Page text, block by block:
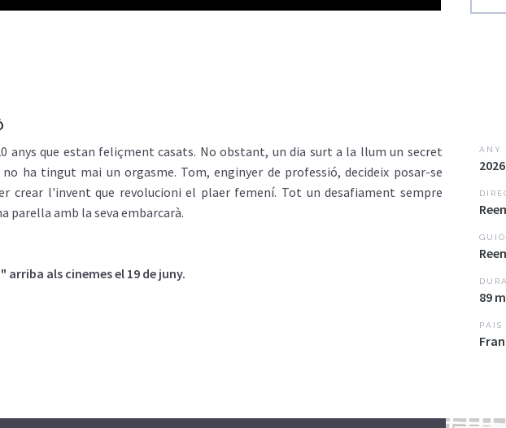
anys que estan feliçment casats. No obstant, un dia surt a la llum un secret
no ha tingut mai un orgasme. Tom, enginyer de professió, decideix posar-se
crear l'invent que revolucioni el plaer femení. Tot un desafiament sempre
parella amb la seva embarcarà.
arriba als cinemes el 19 de juny.
ANY
2026
GUIÓ
89
PAIS